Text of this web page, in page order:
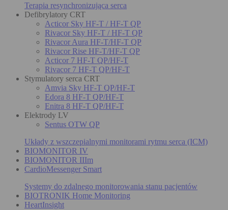
Terapia resynchronizująca serca
Defibrylatory CRT
Acticor Sky HF-T / HF-T QP
Rivacor Sky HF-T / HF-T QP
Rivacor Aura HF-T/HF-T QP
Rivacor Rise HF-T/HF-T QP
Acticor 7 HF-T QP/HF-T
Rivacor 7 HF-T QP/HF-T
Stymulatory serca CRT
Amvia Sky HF-T QP/HF-T
Edora 8 HF-T QP/HF-T
Enitra 8 HF-T QP/HF-T
Elektrody LV
Sentus OTW QP
Układy z wszczepialnymi monitorami rytmu serca (ICM)
BIOMONITOR IV
BIOMONITOR IIIm
CardioMessenger Smart
Systemy do zdalnego monitorowania stanu pacjentów
BIOTRONIK Home Monitoring
HeartInsight